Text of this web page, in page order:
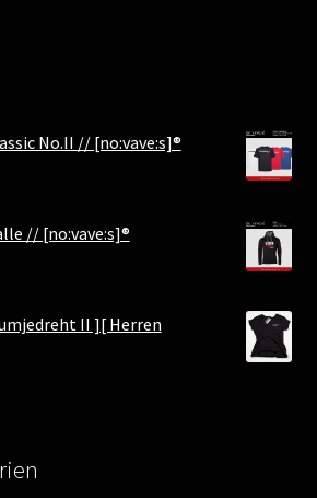
No.II // [no:vave:s]®
// [no:vave:s]®
II ][ Herren